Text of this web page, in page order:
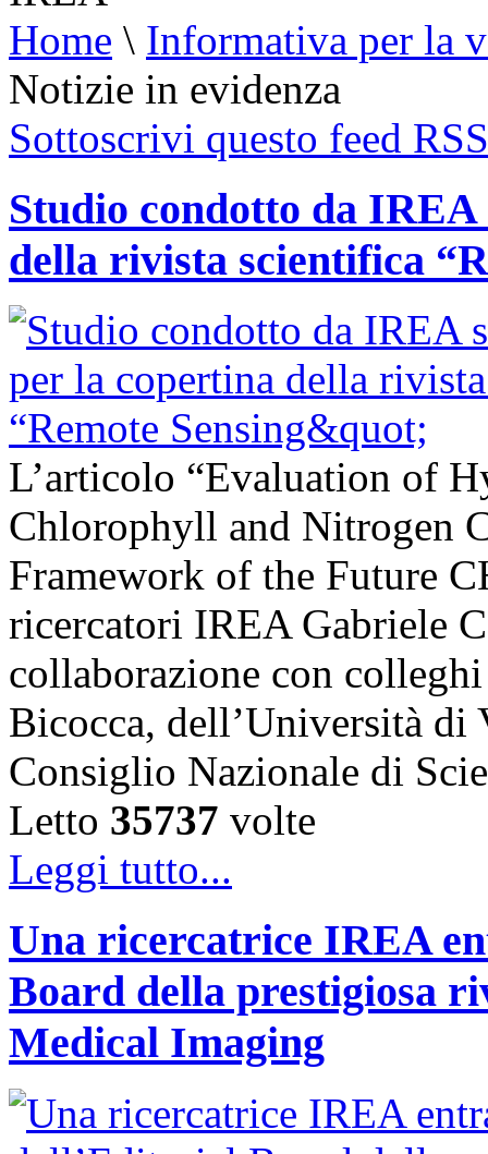
Home \ Informativa per la
Notizie in evidenza
Sottoscrivi questo feed RSS
Studio condotto da
della rivista scientifica
L’articolo “Evaluation of
Chlorophyll and Nitrogen
Framework of the Future
ricercatori IREA Gabriele
collaborazione con
Bicocca, dell’Università di
Consiglio Nazionale di
Letto 35737 volte
Leggi tutto...
Una ricercatrice IREA
Board della prestigiosa
Medical Imaging